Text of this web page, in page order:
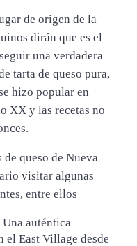
de origen de la
dirán que es el
una verdadera
tarta de queso pura,
hizo popular en
XX y las recetas no
de queso de Nueva
visitar algunas
entre ellos
Una auténtica
el East Village desde